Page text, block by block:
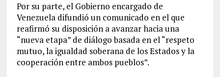
Por su parte, el Gobierno encargado de
Venezuela difundió un comunicado en el que
reafirmó su disposición a avanzar hacia una
“nueva etapa” de diálogo basada en el “respeto
mutuo, la igualdad soberana de los Estados y la
cooperación entre ambos pueblos”.